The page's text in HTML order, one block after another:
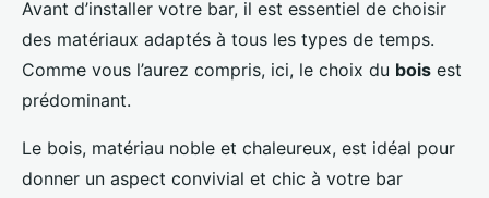
Avant d’installer votre bar, il est essentiel de choisir
des matériaux adaptés à tous les types de temps.
Comme vous l’aurez compris, ici, le choix du bois est
prédominant.
Le bois, matériau noble et chaleureux, est idéal pour
donner un aspect convivial et chic à votre bar